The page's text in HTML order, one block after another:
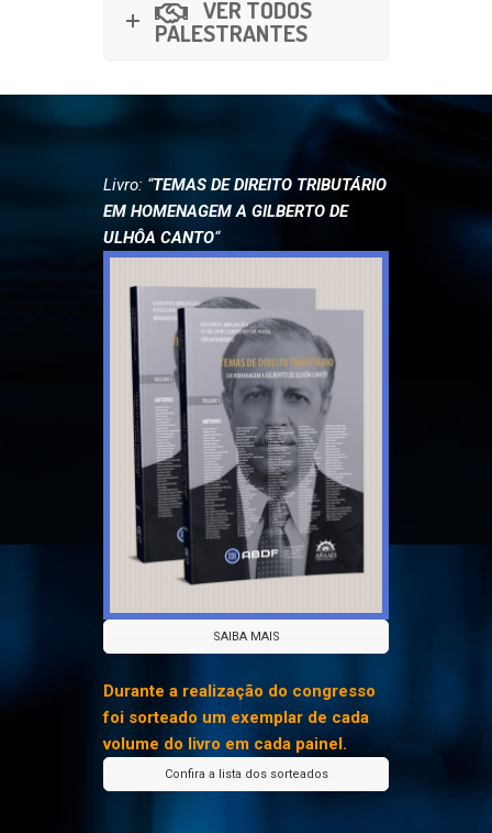
VER TODOS
PALESTRANTES
Livro: “
TEMAS DE DIREITO TRIBUTÁRIO
EM HOMENAGEM A GILBERTO DE
ULHÔA CANTO
SAIBA MAIS
Durante a realização do congresso
foi sorteado um exemplar de cada
volume do livro em cada painel.
Confira a lista dos sorteados